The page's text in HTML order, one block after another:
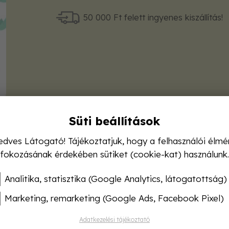
50 000 Ft felett ingyenes kiszállítás!
Süti beállítások
Látogató! Tájékoztatjuk, hogy a felhasználói
fokozásának érdekében sütiket (cookie-kat) használunk.
Analitika, statisztika (Google Analytics, látogatottság)
Marketing, remarketing (Google Ads, Facebook Pixel)
Adatkezelési tájékoztató